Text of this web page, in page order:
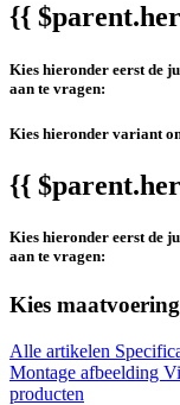
{{
Kies hieronder eerst de
aan te vragen:
Kies hieronder variant
{{
Kies hieronder eerst de
aan te vragen:
Kies
Alle artikelen
Montage afbeelding
producten